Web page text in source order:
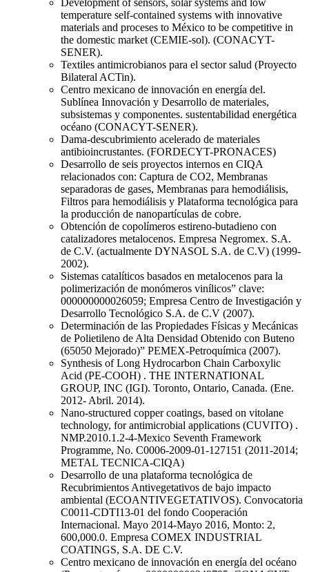
temperature self-contained systems with innovative
materials and proceses to México to be competitive in
the domestic market (CEMIE-sol). (CONACYT-
SENER).
Textiles antimicrobianos para el sector salud (Proyecto
Bilateral ACTin).
Centro mexicano de innovación en energía del.
Sublínea Innovación y Desarrollo de materiales,
subsistemas y componentes. sustentabilidad energética
océano (CONACYT-SENER).
Dama-descubrimiento acelerado de materiales
antibioincrustantes. (FORDECYT-PRONACES)
Desarrollo de seis proyectos internos en CIQA
relacionados con: Captura de CO2, Membranas
separadoras de gases, Membranas para hemodiálisis,
Filtros para hemodiálisis y Plataforma tecnológica para
la producción de nanopartículas de cobre.
Obtención de copolímeros estireno-butadieno con
catalizadores metalocenos. Empresa Negromex. S.A.
de C.V. (actualmente DYNASOL S.A. de C.V) (1999-
2002).
Sistemas catalíticos basados en metalocenos para la
polimerización de monómeros vinílicos” clave:
000000000026059; Empresa Centro de Investigación y
Desarrollo Tecnológico S.A. de C.V (2007).
Determinación de las Propiedades Físicas y Mecánicas
de Polietileno de Alta Densidad Obtenido con Buteno
(65050 Mejorado)” PEMEX-Petroquímica (2007).
Synthesis of Long Hydrocarbon Chain Carboxylic
Acid (PE-COOH) . THE INTERNATIONAL
GROUP, INC (IGI). Toronto, Ontario, Canada. (Ene.
2012- Abril. 2014).
Nano-structured copper coatings, based on vitolane
technology, for antimicrobial applications (CUVITO) .
NMP.2010.1.2-4-Mexico Seventh Framework
Programme, No. C0006-2009-01-127151 (2011-2014;
METAL TECNICA-CIQA)
Desarrollo de una plataforma tecnológica de
Recubrimientos Antivegetativos de bajo impacto
ambiental (ECOANTIVEGETATIVOS). Convocatoria
C0011-CDTI13-01 del fondo Cooperación
Internacional. Mayo 2014-Mayo 2016, Monto: 2,
600,000.0. Empresa COMEX INDUSTRIAL
COATINGS, S.A. DE C.V.
Centro mexicano de innovación en energía del océano